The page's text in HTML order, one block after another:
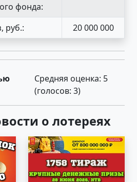
фонда:
руб.:
20 000 000
Средняя оценка: 5
(голосов: 3)
о лотереях